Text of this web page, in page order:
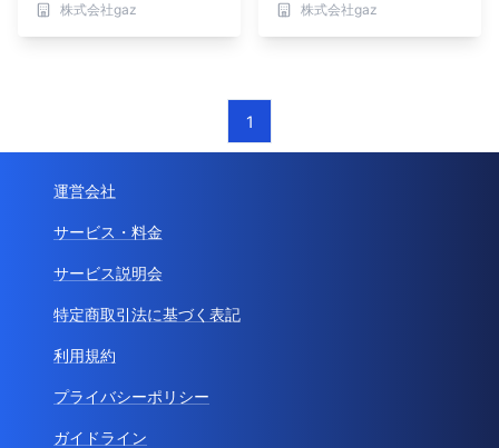
株式会社gaz
株式会社gaz
1
運営会社
サービス・料金
サービス説明会
特定商取引法に基づく表記
利用規約
プライバシーポリシー
ガイドライン